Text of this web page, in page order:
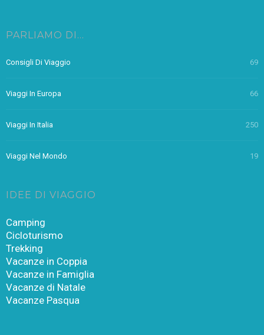
PARLIAMO DI…
Consigli Di Viaggio 69
Viaggi In Europa 66
Viaggi In Italia 250
Viaggi Nel Mondo 19
IDEE DI VIAGGIO
Camping
Cicloturismo
Trekking
Vacanze in Coppia
Vacanze in Famiglia
Vacanze di Natale
Vacanze Pasqua